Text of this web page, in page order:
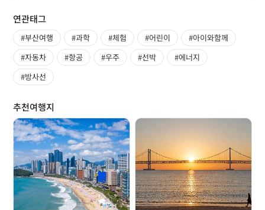
연관태그
#부산여행 #과학 #체험 #어린이
#아이와함께
#자동차
#항공 #우주 #선박
#에너지
#방사선
추천여행지